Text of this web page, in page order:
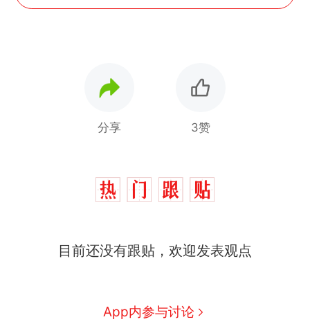
分享 3赞
目前还没有跟贴，欢迎发表观点
App内参与讨论